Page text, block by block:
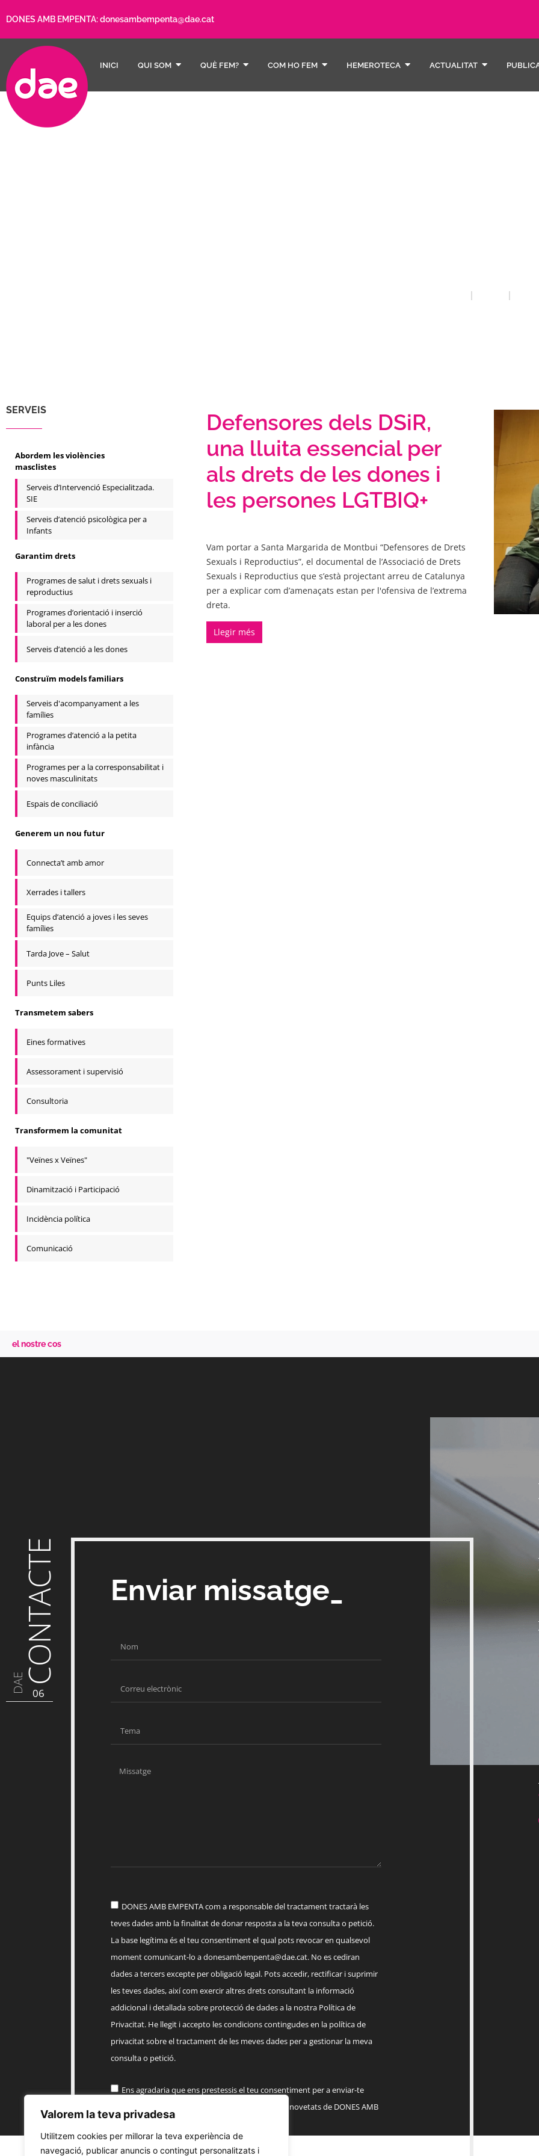
Valorem la teva privadesa
Utilitzem cookies per millorar la teva experiència de
navegació, publicar anuncis o contingut personalitzats i
DONES AMB EMPENTA:donesambempenta@dae.cat
INICI QUI SOM QUÈ FEM? COM HO FEM HEMEROTECA ACTUALITAT
SERVEIS
Abordem les violències
masclistes
Serveis d’Intervenció Especialitzada.
SIE
Serveis d’atenció psicològica per a
Infants
Garantim drets
Programes de salut i drets sexuals i
reproductius
Programes d’orientació i inserció
laboral per a les dones
Serveis d’atenció a les dones
Construïm models familiars
Serveis d'acompanyament a les
famílies
Programes d’atenció a la petita
infància
Programes per a la corresponsabilitat i
noves masculinitats
Espais de conciliació
Generem un nou futur
Connecta’t amb amor
Xerrades i tallers
Equips d’atenció a joves i les seves
famílies
Tarda Jove – Salut
Punts Liles
Transmetem sabers
Eines formatives
Assessorament i supervisió
Consultoria
Transformem la comunitat
"Veïnes x Veïnes"
Dinamització i Participació
Incidència política
Comunicació
Defensores dels DSiR,
una lluita essencial per
als drets de les dones i
les persones LGTBIQ+
Vam portar a Santa Margarida de Montbui “Defensores de Drets
Sexuals i Reproductius”, el documental de l’Associació de Drets
Sexuals i Reproductius que s’està projectant arreu de Catalunya
per a explicar com d’amenaçats estan per l'ofensiva de l’extrema
dreta.
Llegir més
el nostre cos
DAE CONTACTE
06
Enviar missatge_
DONES AMB EMPENTA com a responsable del tractament tractarà les
teves dades amb la finalitat de donar resposta a la teva consulta o petició.
La base legítima és el teu consentiment el qual pots revocar en qualsevol
moment comunicant-lo adonesambempenta@dae.cat. No es cediran
dades a tercers excepte per obligació legal. Pots accedir, rectificar i suprimir
les teves dades, així com exercir altres drets consultant la informació
addicional i detallada sobre protecció de dades a la nostra Política de
Privacitat. He llegit i accepto les condicions contingudes en la política de
privacitat sobre el tractament de les meves dades per a gestionar la meva
consulta o petició.
Ens agradaria que ens prestessis el teu consentiment per a enviar-te
informació comercial sobre els productes, serveis, novetats de DONES AMB
EMPENTA